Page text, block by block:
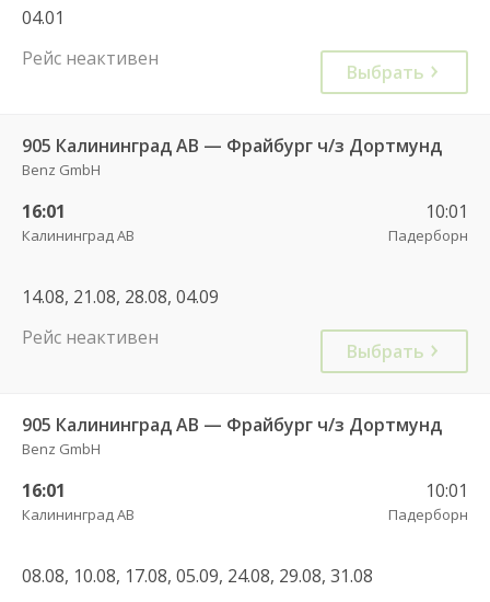
04.01
Рейс неактивен
Выбрать
905 Калининград АВ — Фрайбург ч/з Дортмунд
Benz GmbH
16:01
Калининград АВ
10:01
Падерборн
14.08, 21.08, 28.08, 04.09
Рейс неактивен
Выбрать
905 Калининград АВ — Фрайбург ч/з Дортмунд
Benz GmbH
16:01
Калининград АВ
10:01
Падерборн
08.08, 10.08, 17.08, 05.09, 24.08, 29.08, 31.08